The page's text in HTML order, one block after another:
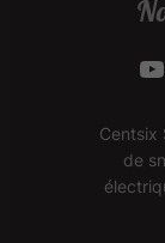
YouTube
Centsix
de